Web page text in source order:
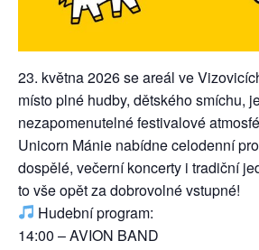
23. května 2026 se areál ve
místo plné hudby, dětského smíchu,
nezapomenutelné festivalové
Unicorn Mánie nabídne celodenní
dospělé, večerní koncerty i tradiční
to vše opět za dobrovolné vstupné!
Hudební program:
14:00 – AVION BAND